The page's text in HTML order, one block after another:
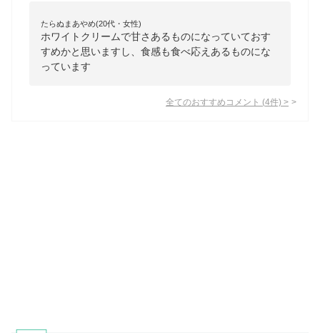
たらぬまあやめ(20代・女性)
ホワイトクリームで甘さあるものになっていておす
すめかと思いますし、食感も食べ応えあるものにな
っています
全てのおすすめコメント (4件) >